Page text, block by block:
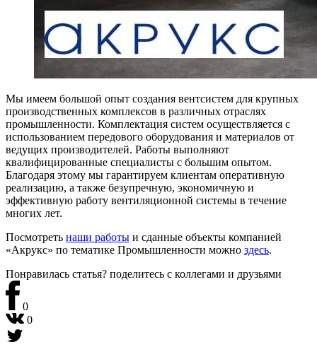
Мы имеем большой опыт создания вентсистем для крупных
производственных комплексов в различных отраслях
промышленности. Комплектация систем осуществляется с
использованием передового оборудования и материалов от
ведущих производителей. Работы выполняют
квалифицированные специалисты с большим опытом.
Благодаря этому мы гарантируем клиентам оперативную
реализацию, а также безупречную, экономичную и
эффективную работу вентиляционной системы в течение
многих лет.
Посмотреть наши работы и сданные объекты компанией
«Акрукс» по тематике Промышленности можно здесь.
Понравилась статья? поделитесь с коллегами и друзьями
0
0